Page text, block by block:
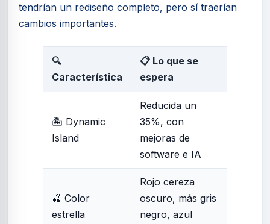
tendrían un rediseño completo, pero sí traerían
cambios importantes.
🔍
Característica
📋 Lo que se
espera
🏝️ Dynamic
Island
Reducida un
35%, con
mejoras de
software e IA
🍒 Color
estrella
Rojo cereza
oscuro, más gris
negro, azul